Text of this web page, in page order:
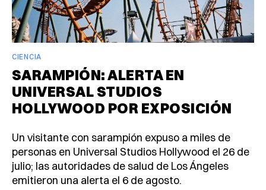
CIENCIA
SARAMPIÓN: ALERTA EN
UNIVERSAL STUDIOS
HOLLYWOOD POR EXPOSICIÓN
Un visitante con sarampión expuso a miles de
personas en Universal Studios Hollywood el 26 de
julio; las autoridades de salud de Los Ángeles
emitieron una alerta el 6 de agosto.